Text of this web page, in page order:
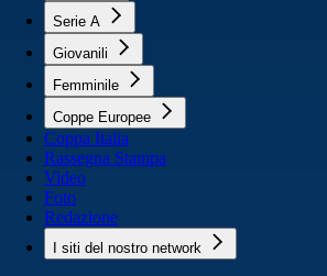
Serie A
Giovanili
Femminile
Coppe Europee
Coppa Italia
Rassegna Stampa
Video
Foto
Redazione
I siti del nostro network